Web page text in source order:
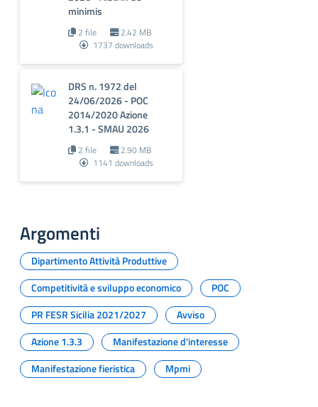
minimis
2 file
2.42 MB
1737 downloads
DRS n. 1972 del
24/06/2026 - POC
2014/2020 Azione
1.3.1 - SMAU 2026
2 file
2.90 MB
1141 downloads
Argomenti
Dipartimento Attività Produttive
Competitività e sviluppo economico
POC
PR FESR Sicilia 2021/2027
Avviso
Azione 1.3.3
Manifestazione d'interesse
Manifestazione fieristica
Mpmi